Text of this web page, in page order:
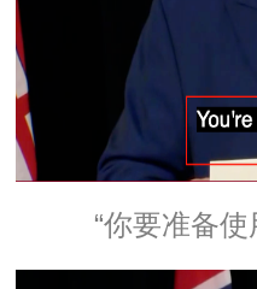
“你要准备